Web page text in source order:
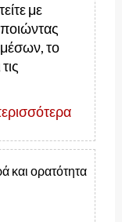
με
το